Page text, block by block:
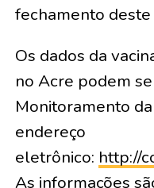
fechamento
Os dados da
no Acre podem
Monitoramento
endereço
eletrônico: http://
As informações